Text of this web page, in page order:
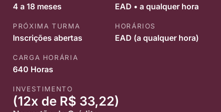
4 a 18 meses EAD • a qualquer hora
PRÓXIMA TURMA
Inscrições abertas
HORÁRIOS
EAD (a qualquer hora)
CARGA HORÁRIA
640 Horas
INVESTIMENTO
(12x de R$ 33,22)